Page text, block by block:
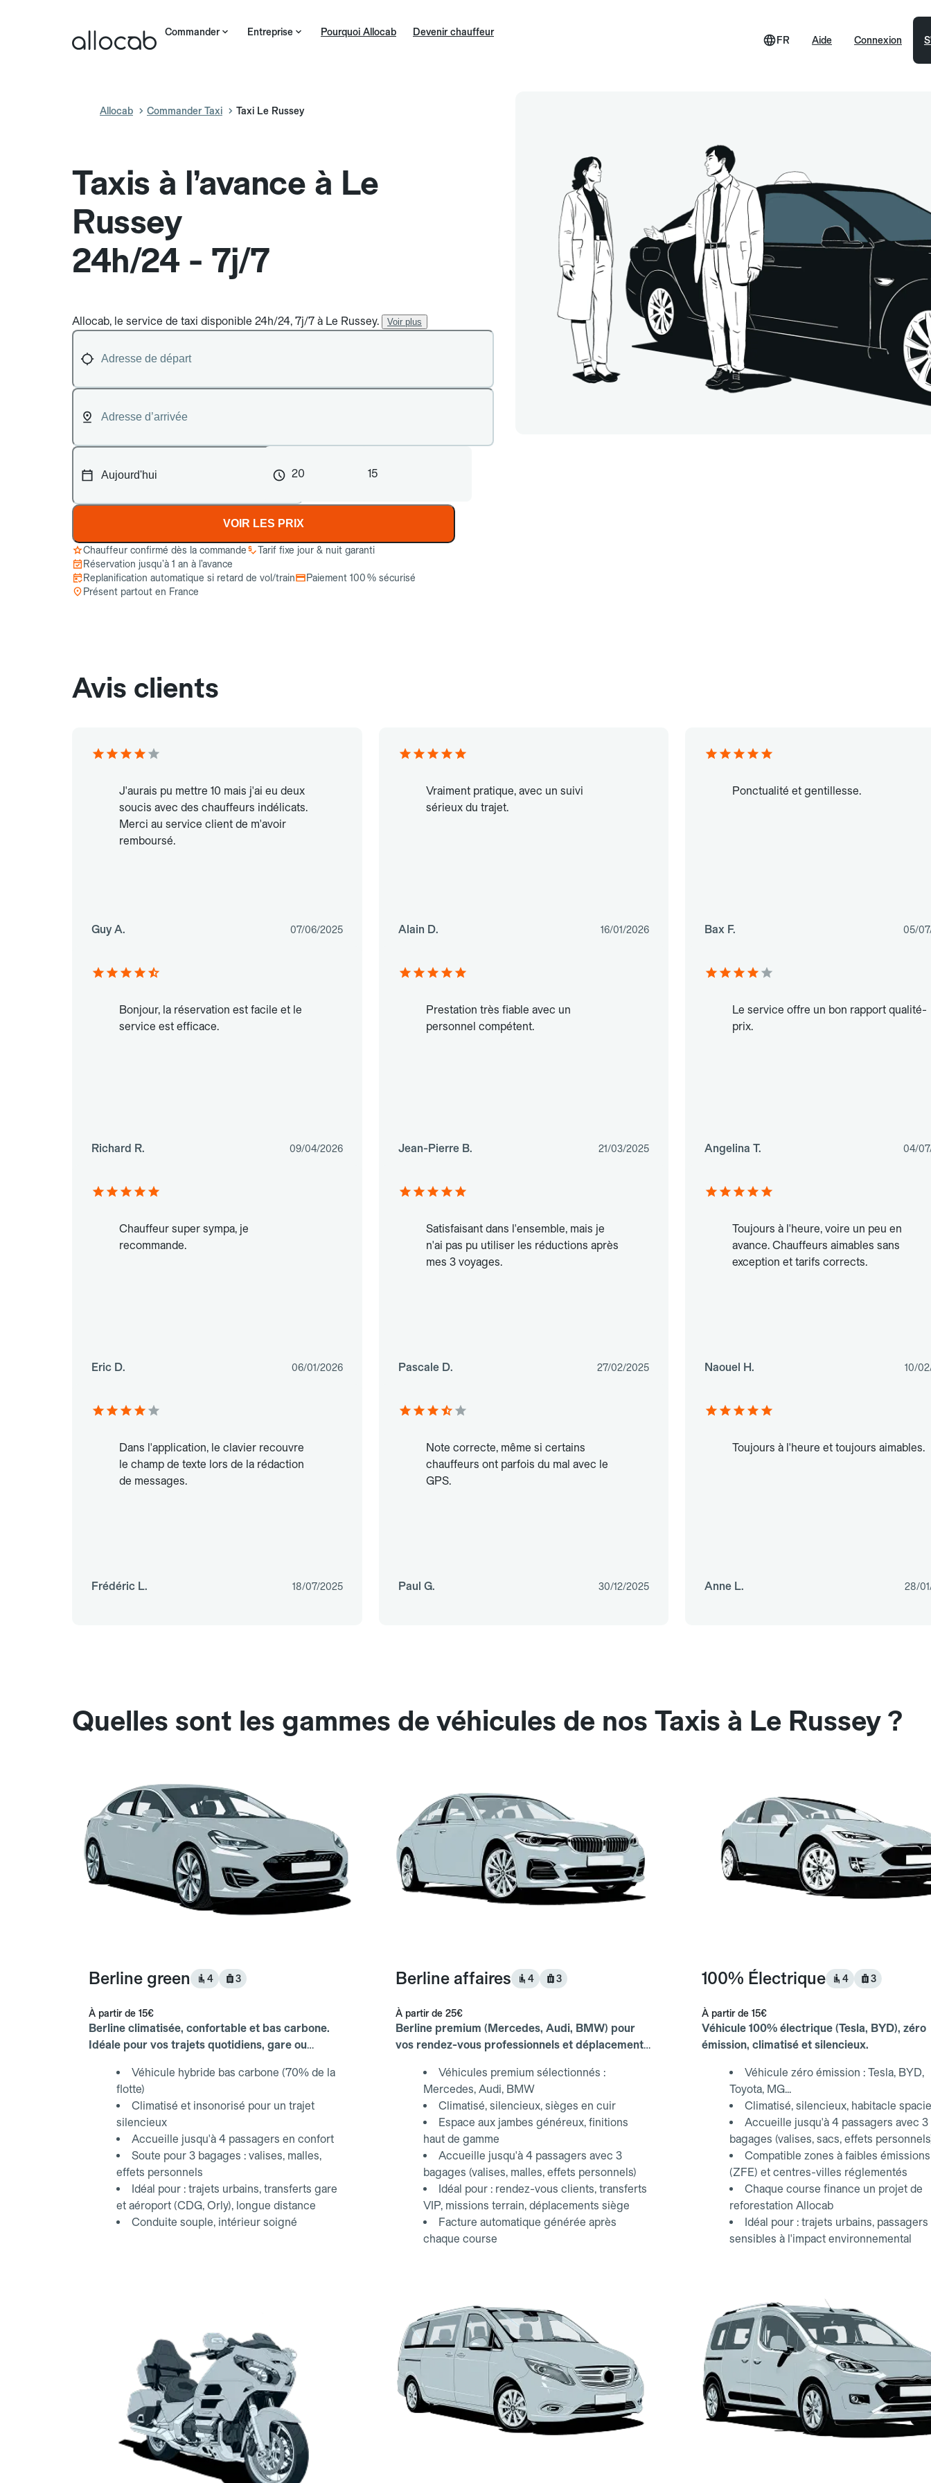
Commander Entreprise Pourquoi Allocab Devenir chauffeur
Aide
FR Connexion
Allocab Commander Taxi Taxi Le Russey
Taxis à l’avance à Le
Russey
24h/24 - 7j/7
Allocab, le service de taxi disponible 24h/24, 7j/7 à Le Russey. Voir plus
20 15
VOIR LES PRIX
Chauffeur confirmé dès la commande
Tarif fixe jour & nuit garanti
Réservation jusqu’à 1 an à l’avance
Replanification automatique si retard de vol/train
Paiement 100 % sécurisé
Présent partout en France
Avis clients
J'aurais pu mettre 10 mais j'ai eu deux
soucis avec des chauffeurs indélicats.
Merci au service client de m'avoir
remboursé.
Guy A. 07/06/2025
Vraiment pratique, avec un suivi
sérieux du trajet.
Alain D. 16/01/2026
Ponctualité et gentillesse.
Bax F. 05/
Bonjour, la réservation est facile et le
service est efficace.
Richard R. 09/04/2026
Prestation très fiable avec un
personnel compétent.
Jean-Pierre B. 21/03/2025
Le service offre un bon rapport qualité-
prix.
Angelina T. 04/
Chauffeur super sympa, je
recommande.
Eric D. 06/01/2026
Satisfaisant dans l'ensemble, mais je
n'ai pas pu utiliser les réductions après
mes 3 voyages.
Pascale D. 27/02/2025
Toujours à l'heure, voire un peu en
avance. Chauffeurs aimables sans
exception et tarifs corrects.
Naouel H. 10/
Dans l'application, le clavier recouvre
le champ de texte lors de la rédaction
de messages.
Frédéric L. 18/07/2025
Note correcte, même si certains
chauffeurs ont parfois du mal avec le
GPS.
Paul G. 30/12/2025
Toujours à l'heure et toujours aimables.
Anne L. 28/
Quelles sont les gammes de véhicules de nos Taxis à Le Russey ?
Berline green 4 3
À partir de 15€
Berline climatisée, confortable et bas carbone.
Idéale pour vos trajets quotidiens, gare ou
Véhicule hybride bas carbone (70% de la
flotte)
Climatisé et insonorisé pour un trajet
silencieux
Accueille jusqu'à 4 passagers en confort
Soute pour 3 bagages : valises, malles,
effets personnels
Idéal pour : trajets urbains, transferts gare
et aéroport (CDG, Orly), longue distance
Conduite souple, intérieur soigné
Berline affaires 4 3
À partir de 25€
Berline premium (Mercedes, Audi, BMW) pour
vos rendez-vous professionnels et déplacements
Véhicules premium sélectionnés :
Mercedes, Audi, BMW
Climatisé, silencieux, sièges en cuir
Espace aux jambes généreux, finitions
haut de gamme
Accueille jusqu'à 4 passagers avec 3
bagages (valises, malles, effets personnels)
Idéal pour : rendez-vous clients, transferts
VIP, missions terrain, déplacements siège
Facture automatique générée après
chaque course
100% Électrique 4 3
À partir de 15€
Véhicule 100% électrique (Tesla, BYD), zéro
émission, climatisé et silencieux.
Véhicule zéro émission : Tesla, BYD,
Toyota, MG...
Climatisé, silencieux, habitacle
Accueille jusqu'à 4 passagers avec 3
bagages (valises, sacs, effets
Compatible zones à faibles émissions
(ZFE) et centres-villes réglementés
Chaque course finance un projet de
reforestation Allocab
Idéal pour : trajets urbains, passagers
sensibles à l'impact environnemental